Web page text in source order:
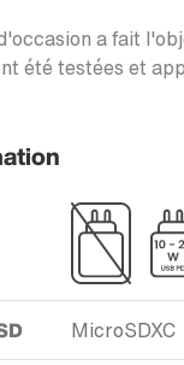
a fait
été testées et
MicroSDXC